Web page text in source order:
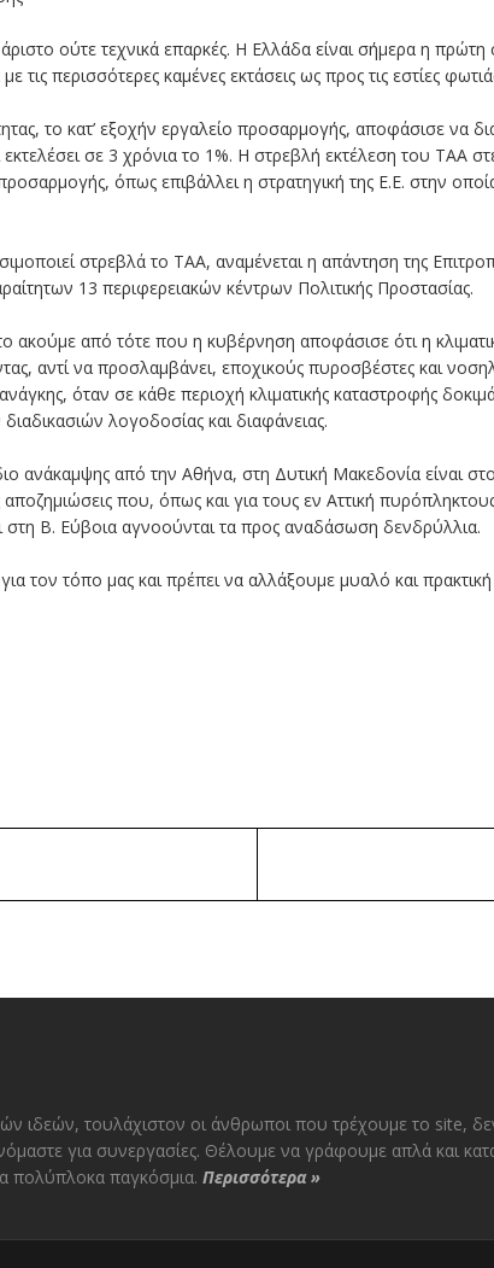
ούτε τεχνικά επαρκές. Η Ελλάδα είναι σήμερα η
τις περισσότερες καμένες εκτάσεις ως προς τις εστίες
το κατ’ εξοχήν εργαλείο προσαρμογής, αποφάσισε να
σε 3 χρόνια το 1%. Η στρεβλή εκτέλεση του ΤΑΑ
όπως επιβάλλει η στρατηγική της Ε.Ε. στην
στρεβλά το ΤΑΑ, αναμένεται η απάντηση της
13 περιφερειακών κέντρων Πολιτικής Προστασίας.
ακούμε από τότε που η κυβέρνηση αποφάσισε ότι η
αντί να προσλαμβάνει, εποχικούς πυροσβέστες και
όταν σε κάθε περιοχή κλιματικής καταστροφής
λογοδοσίας και διαφάνειας.
ανάκαμψης από την Αθήνα, στη Δυτική Μακεδονία είναι στο
αποζημιώσεις που, όπως και για τους εν Αττική
Β. Εύβοια αγνοούνται τα προς αναδάσωση δενδρύλλια.
τον τόπο μας και πρέπει να αλλάξουμε μυαλό και
ιδεών, τουλάχιστον οι άνθρωποι που τρέχουμε το site,
για συνεργασίες. Θέλουμε να γράφουμε απλά και
πολύπλοκα παγκόσμια. Περισσότερα»